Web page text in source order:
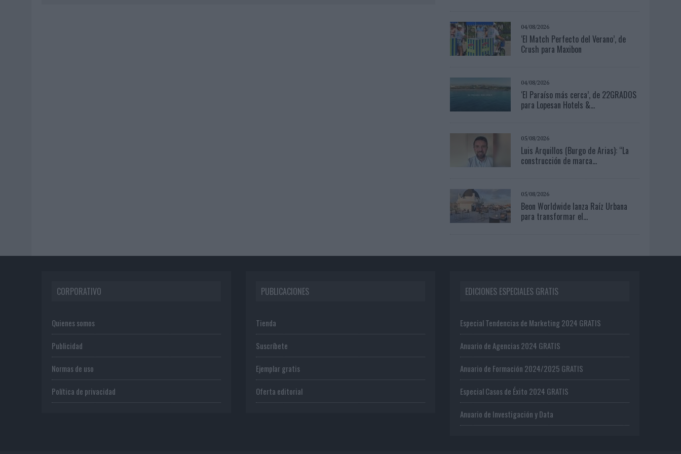
04/08/2026
‘El Match Perfecto del Verano’, de
Crush para Maxibon
04/08/2026
‘El Paraíso más cerca’, de 22GRADOS
para Lopesan Hotels &...
05/08/2026
Luis Arquillos (Burgo de Arias): “La
construcción de marca...
05/08/2026
Beon Worldwide lanza Raíz Urbana
para transformar el...
CORPORATIVO
Quienes somos
Publicidad
Normas de uso
Política de privacidad
PUBLICACIONES
Tienda
Suscríbete
Ejemplar gratis
Oferta editorial
EDICIONES ESPECIALES GRATIS
Especial Tendencias de Marketing 2024 GRATIS
Anuario de Agencias 2024 GRATIS
Anuario de Formación 2024/2025 GRATIS
Especial Casos de Éxito 2024 GRATIS
Anuario de Investigación y Data